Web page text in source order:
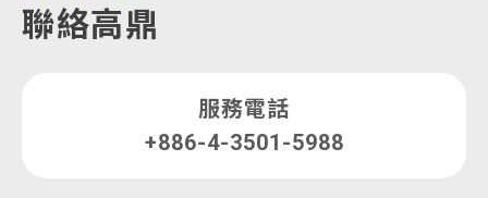
聯絡高鼎
服務電話
+886-4-3501-5988